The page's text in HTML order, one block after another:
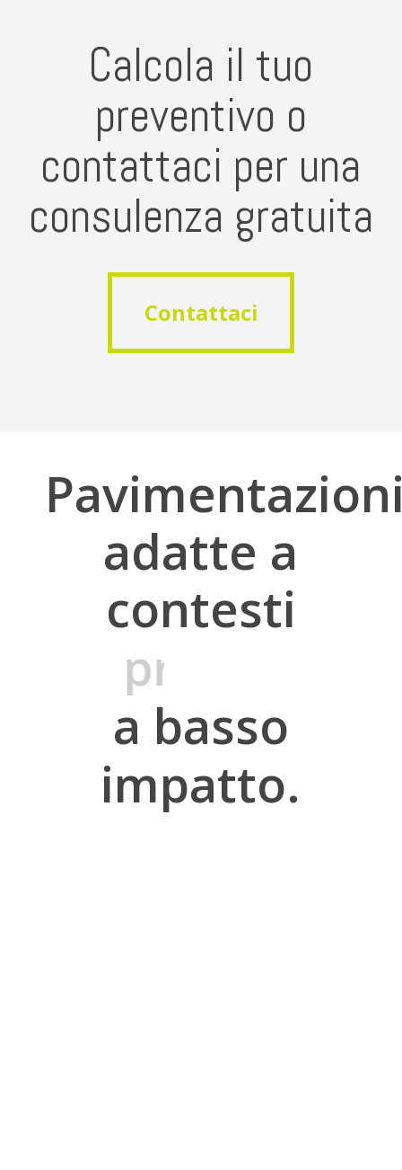
Calcola il tuo
preventivo o
contattaci per una
consulenza gratuita
Contattaci
Contattaci
adatte a
contesti
urbani
a basso
impatto.